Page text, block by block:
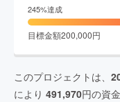
245%達成
目標金額200,000円
このプロジェクトは、
により 491,970円の資